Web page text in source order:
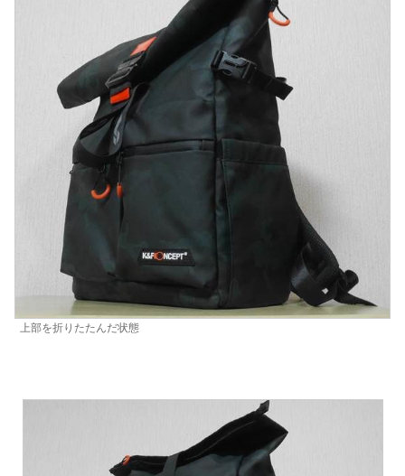
上部を折りたたんだ状態